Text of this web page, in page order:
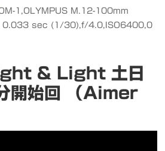
1,OLYMPUS M.12-100mm
0.033 sec (1/30),f/4.0,ISO6400,0
& Light 土日
開始回 （Aimer